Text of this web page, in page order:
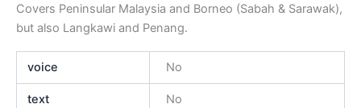
Covers Peninsular Malaysia and Borneo (Sabah & Sarawak),
but also Langkawi and Penang.
voice No
text No